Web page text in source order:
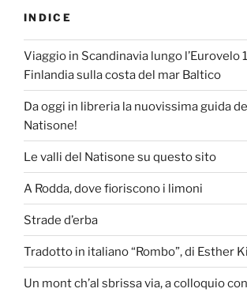
INDICE
Viaggio in Scandinavia lungo l’Eurovelo
Finlandia sulla costa del mar Baltico
Da oggi in libreria la nuovissima guida
Natisone!
Le valli del Natisone su questo sito
A Rodda, dove fioriscono i limoni
Strade d’erba
Tradotto in italiano “Rombo”, di Esther
Un mont ch’al sbrissa via, a colloquio